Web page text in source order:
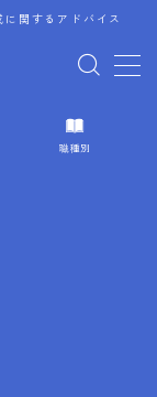
関するアドバイス
職種別